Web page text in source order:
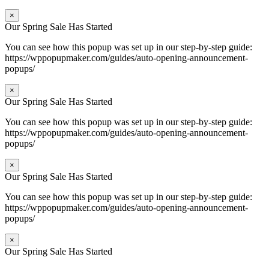
×
Our Spring Sale Has Started
You can see how this popup was set up in our step-by-step guide:
https://wppopupmaker.com/guides/auto-opening-announcement-
popups/
×
Our Spring Sale Has Started
You can see how this popup was set up in our step-by-step guide:
https://wppopupmaker.com/guides/auto-opening-announcement-
popups/
×
Our Spring Sale Has Started
You can see how this popup was set up in our step-by-step guide:
https://wppopupmaker.com/guides/auto-opening-announcement-
popups/
×
Our Spring Sale Has Started